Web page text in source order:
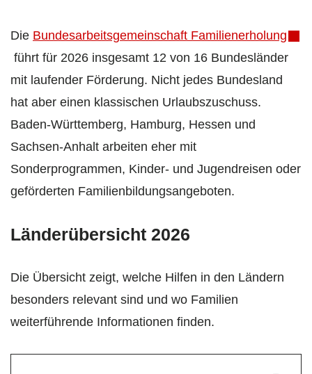
Die Bundesarbeitsgemeinschaft Familienerholung
führt für 2026 insgesamt 12 von 16 Bundesländer
mit laufender Förderung. Nicht jedes Bundesland
hat aber einen klassischen Urlaubszuschuss.
Baden-Württemberg, Hamburg, Hessen und
Sachsen-Anhalt arbeiten eher mit
Sonderprogrammen, Kinder- und Jugendreisen oder
geförderten Familienbildungsangeboten.
Länderübersicht 2026
Die Übersicht zeigt, welche Hilfen in den Ländern
besonders relevant sind und wo Familien
weiterführende Informationen finden.